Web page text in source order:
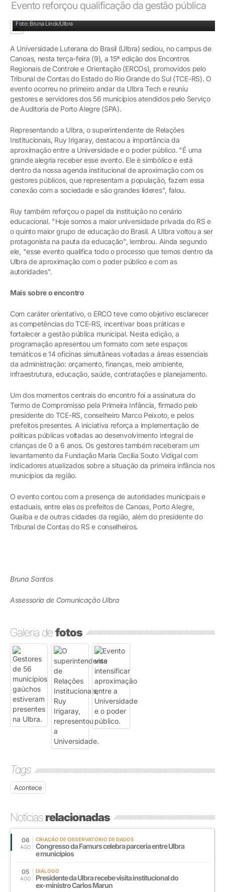
Evento reforçou qualificação da gestão pública
Foto: Bruna Linck/Ulbra
A Universidade Luterana do Brasil (Ulbra) sediou, no campus de
Canoas, nesta terça-feira (9), a 15ª edição dos Encontros
Regionais de Controle e Orientação (ERCOs), promovidos pelo
Tribunal de Contas do Estado do Rio Grande do Sul (TCE-RS). O
evento ocorreu no primeiro andar da Ulbra Tech e reuniu
gestores e servidores dos 56 municípios atendidos pelo Serviço
de Auditoria de Porto Alegre (SPA).
Representando a Ulbra, o superintendente de Relações
Institucionais, Ruy Irigaray, destacou a importância da
aproximação entre a Universidade e o poder público. "É uma
grande alegria receber esse evento. Ele é simbólico e está
dentro da nossa agenda institucional de aproximação com os
gestores públicos, que representam a população, fazem essa
conexão com a sociedade e são grandes líderes", falou.
Ruy também reforçou o papel da instituição no cenário
educacional. "Hoje somos a maior universidade privada do RS e
o quinto maior grupo de educação do Brasil. A Ulbra voltou a ser
protagonista na pauta da educação", lembrou. Ainda segundo
ele, "esse evento qualifica todo o processo que temos dentro da
Ulbra de aproximação com o poder público e com as
autoridades".
Mais sobre o encontro
Com caráter orientativo, o ERCO teve como objetivo esclarecer
as competências do TCE-RS, incentivar boas práticas e
fortalecer a gestão pública municipal. Nesta edição, a
programação apresentou um formato com sete espaços
temáticos e 14 oficinas simultâneas voltadas a áreas essenciais
da administração: orçamento, finanças, meio ambiente,
infraestrutura, educação, saúde, contratações e planejamento.
Um dos momentos centrais do encontro foi a assinatura do
Termo de Compromisso pela Primeira Infância, firmado pelo
presidente do TCE-RS, conselheiro Marco Peixoto, e pelos
prefeitos presentes. A iniciativa reforça a implementação de
políticas públicas voltadas ao desenvolvimento integral de
crianças de 0 a 6 anos. Os gestores também receberam um
levantamento da Fundação Maria Cecilia Souto Vidigal com
indicadores atualizados sobre a situação da primeira infância nos
municípios da região.
O evento contou com a presença de autoridades municipais e
estaduais, entre elas os prefeitos de Canoas, Porto Alegre,
Guaíba e de outras cidades da região, além do presidente do
Tribunal de Contas do RS e conselheiros.
Bruna Santos
Assessoria de Comunicação Ulbra
Galeria defotos
Tags
Acontece
Notíciasrelacionadas
06
AGO
CRIAÇÃO DE OBSERVATÓRIO DE DADOS
Congresso da Famurs celebra parceria entre Ulbra
e municípios
05
AGO
DIÁLOGO
Presidente da Ulbra recebe visita institucional do
ex-ministro Carlos Marun